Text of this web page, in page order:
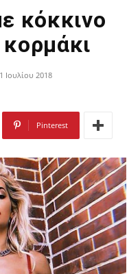
κόκκινο
Ιουλίου 2018
Pinterest